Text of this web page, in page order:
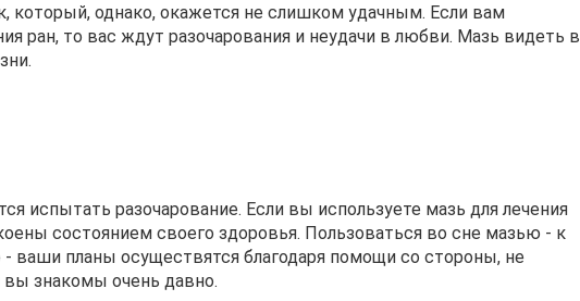
который, однако, окажется не слишком удачным. Если вам
ран, то вас ждут разочарования и неудачи в любви. Мазь видеть в
испытать разочарование. Если вы используете мазь для лечения
состоянием своего здоровья. Пользоваться во сне мазью - к
ваши планы осуществятся благодаря помощи со стороны, не
вы знакомы очень давно.